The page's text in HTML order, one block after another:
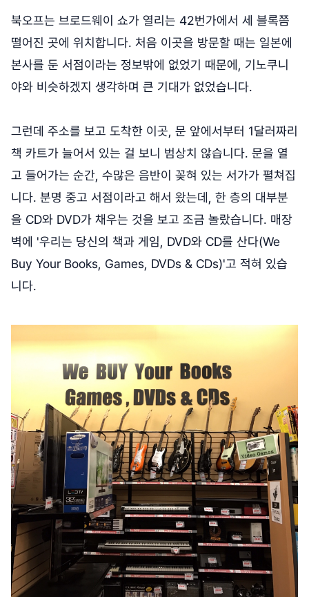
북오프는 브로드웨이 쇼가 열리는 42번가에서 세 블록쯤
떨어진 곳에 위치합니다. 처음 이곳을 방문할 때는 일본에
본사를 둔 서점이라는 정보밖에 없었기 때문에, 기노쿠니
야와 비슷하겠지 생각하며 큰 기대가 없었습니다.
그런데 주소를 보고 도착한 이곳, 문 앞에서부터 1달러짜리
책 카트가 늘어서 있는 걸 보니 범상치 않습니다. 문을 열
고 들어가는 순간, 수많은 음반이 꽂혀 있는 서가가 펼쳐집
니다. 분명 중고 서점이라고 해서 왔는데, 한 층의 대부분
을 CD와 DVD가 채우는 것을 보고 조금 놀랐습니다. 매장
벽에 '우리는 당신의 책과 게임, DVD와 CD를 산다(We
Buy Your Books, Games, DVDs & CDs)'고 적혀 있습
니다.